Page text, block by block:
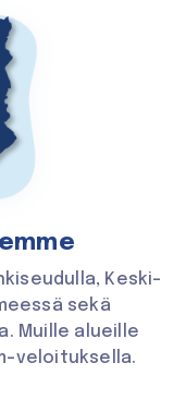
Keski-
sekä
Muille alueille
veloituksella.